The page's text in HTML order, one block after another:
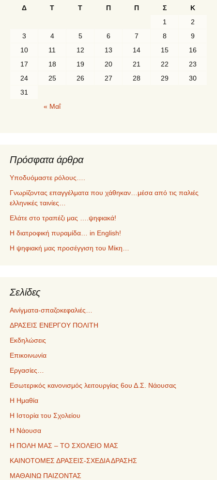
Δ
Τ Τ Π Π Σ Κ
« Μαΐ
1
2
3
4 5 6 7 8
9
10
11 12 13 14 15
16
17
18 19 20 21 22
23
24
25 26 27 28 29
30
31
Πρόσφατα άρθρα
Υποδυόμαστε ρόλους….
Γνωρίζοντας επαγγέλματα που χάθηκαν…μέσα από τις παλιές
ελληνικές ταινίες…
Ελάτε στο τραπέζι μας ….ψηφιακά!
Η διατροφική πυραμίδα… in English!
Η ψηφιακή μας προσέγγιση του Μίκη…
Σελίδες
Αινίγματα-σπαζοκεφαλιές…
ΔΡΑΣΕΙΣ ΕΝΕΡΓΟΥ ΠΟΛΙΤΗ
Εκδηλώσεις
Επικοινωνία
Εργασίες…
Εσωτερικός κανονισμός λειτουργίας 6ου Δ.Σ. Νάουσας
Η Ημαθία
Η Ιστορία του Σχολείου
Η Νάουσα
Η ΠΟΛΗ ΜΑΣ – ΤΟ ΣΧΟΛΕΙΟ ΜΑΣ
ΚΑΙΝΟΤΟΜΕΣ ΔΡΑΣΕΙΣ-ΣΧΕΔΙΑ ΔΡΑΣΗΣ
ΜΑΘΑΙΝΩ ΠΑΙΖΟΝΤΑΣ